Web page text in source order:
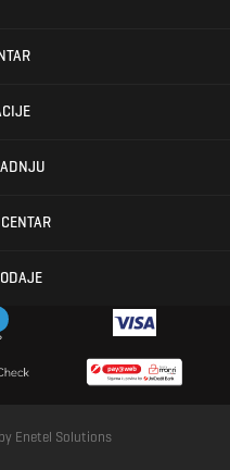
Enetel Solutions